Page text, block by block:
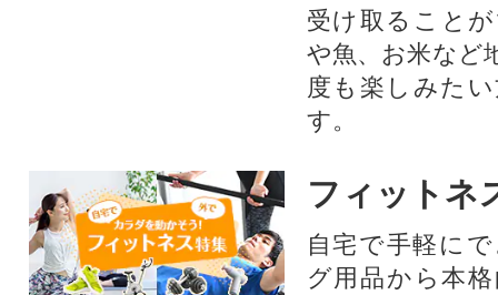
受け取ること
や魚、お米など
度も楽しみた
す。
フィットネ
自宅で手軽に
グ用品から本